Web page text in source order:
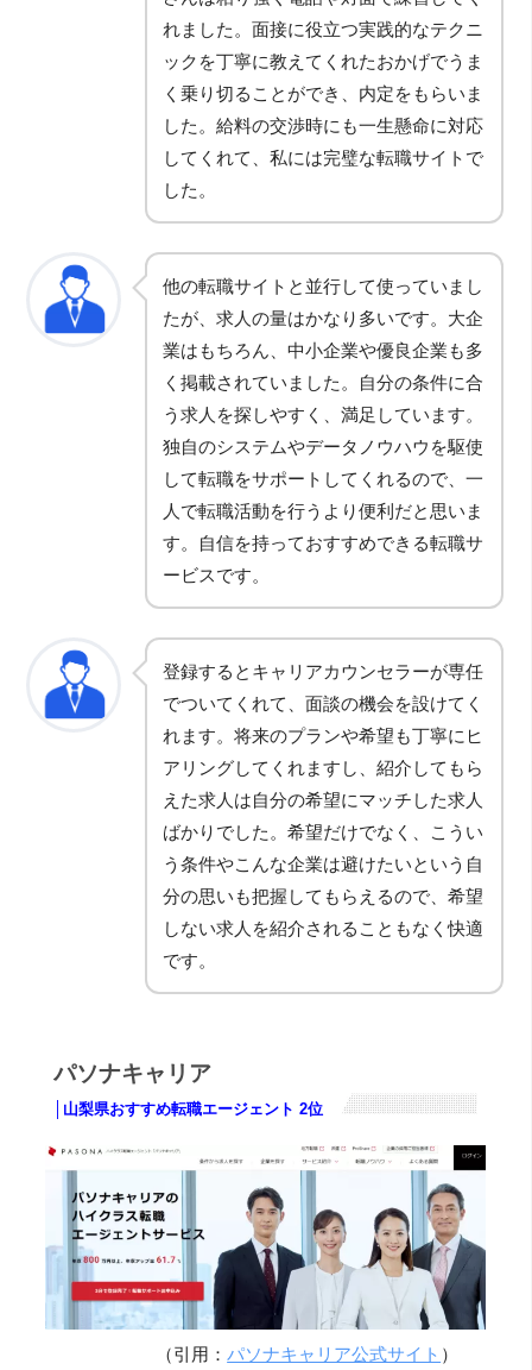
れました。面接に役立つ実践的なテクニ
ックを丁寧に教えてくれたおかげでうま
く乗り切ることができ、内定をもらいま
した。給料の交渉時にも一生懸命に対応
してくれて、私には完璧な転職サイトで
した。
他の転職サイトと並行して使っていまし
たが、求人の量はかなり多いです。大企
業はもちろん、中小企業や優良企業も多
く掲載されていました。自分の条件に合
う求人を探しやすく、満足しています。
独自のシステムやデータノウハウを駆使
して転職をサポートしてくれるので、一
人で転職活動を行うより便利だと思いま
す。自信を持っておすすめできる転職サ
ービスです。
登録するとキャリアカウンセラーが専任
でついてくれて、面談の機会を設けてく
れます。将来のプランや希望も丁寧にヒ
アリングしてくれますし、紹介してもら
えた求人は自分の希望にマッチした求人
ばかりでした。希望だけでなく、こうい
う条件やこんな企業は避けたいという自
分の思いも把握してもらえるので、希望
しない求人を紹介されることもなく快適
です。
パソナキャリア
│山梨県おすすめ転職エージェント 2位
（引用：パソナキャリア公式サイト ）